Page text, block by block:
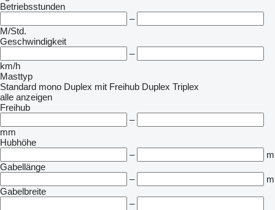
Betriebsstunden
–
M/Std.
Geschwindigkeit
–
km/h
Masttyp
Standard mono Duplex mit Freihub Duplex Triplex
alle anzeigen
Freihub
–
mm
Hubhöhe
–
m
Gabellänge
–
m
Gabelbreite
–